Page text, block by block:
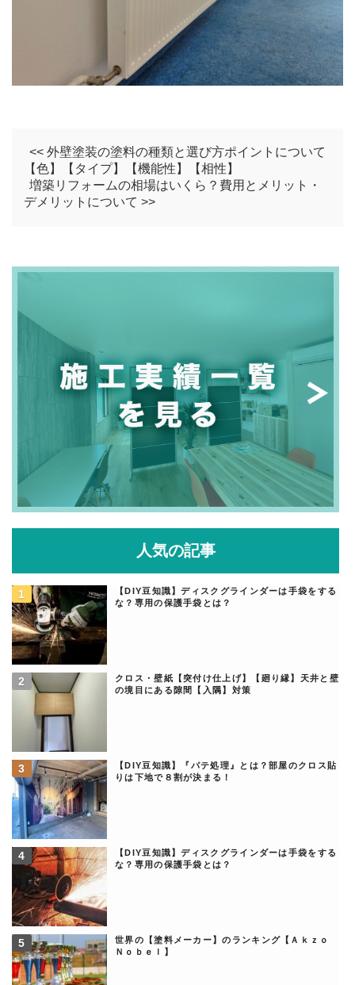
<< 外壁塗装の塗料の種類と選び方ポイントについて
【色】【タイプ】【機能性】【相性】
増築リフォームの相場はいくら？費用とメリット・
デメリットについて >>
人気の記事
【DIY豆知識】ディスクグラインダーは手袋をする
な？専用の保護手袋とは？
クロス・壁紙【突付け仕上げ】【廻り縁】天井と壁
の境目にある隙間【入隅】対策
【DIY豆知識】『パテ処理』とは？部屋のクロス貼
りは下地で８割が決まる！
【DIY豆知識】ディスクグラインダーは手袋をする
な？専用の保護手袋とは？
世界の【塗料メーカー】のランキング【Ａｋｚｏ
Ｎｏｂｅｌ】